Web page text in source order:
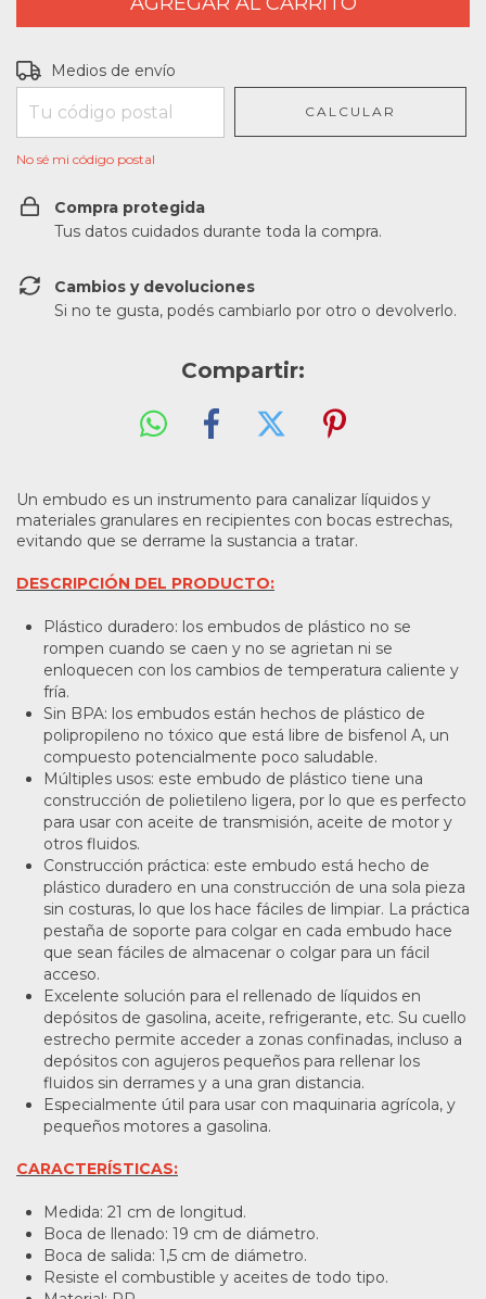
Entregas para el CP:
Medios de envío
CALCULAR
No sé mi código postal
Compra protegida
Tus datos cuidados durante toda la compra.
Cambios y devoluciones
Si no te gusta, podés cambiarlo por otro o devolverlo.
Compartir:
Un embudo es un instrumento para canalizar líquidos y
materiales granulares en recipientes con bocas estrechas,
evitando que se derrame la sustancia a tratar.
DESCRIPCIÓN DEL PRODUCTO:
Plástico duradero: los embudos de plástico no se
rompen cuando se caen y no se agrietan ni se
enloquecen con los cambios de temperatura caliente y
fría.
Sin BPA: los embudos están hechos de plástico de
polipropileno no tóxico que está libre de bisfenol A, un
compuesto potencialmente poco saludable.
Múltiples usos: este embudo de plástico tiene una
construcción de polietileno ligera, por lo que es perfecto
para usar con aceite de transmisión, aceite de motor y
otros fluidos.
Construcción práctica: este embudo está hecho de
plástico duradero en una construcción de una sola pieza
sin costuras, lo que los hace fáciles de limpiar. La práctica
pestaña de soporte para colgar en cada embudo hace
que sean fáciles de almacenar o colgar para un fácil
acceso.
Excelente solución para el rellenado de líquidos en
depósitos de gasolina, aceite, refrigerante, etc. Su cuello
estrecho permite acceder a zonas confinadas, incluso a
depósitos con agujeros pequeños para rellenar los
fluidos sin derrames y a una gran distancia.
Especialmente útil para usar con maquinaria agrícola, y
pequeños motores a gasolina.
CARACTERÍSTICAS:
Medida: 21 cm de longitud.
Boca de llenado: 19 cm de diámetro.
Boca de salida: 1,5 cm de diámetro.
Resiste el combustible y aceites de todo tipo.